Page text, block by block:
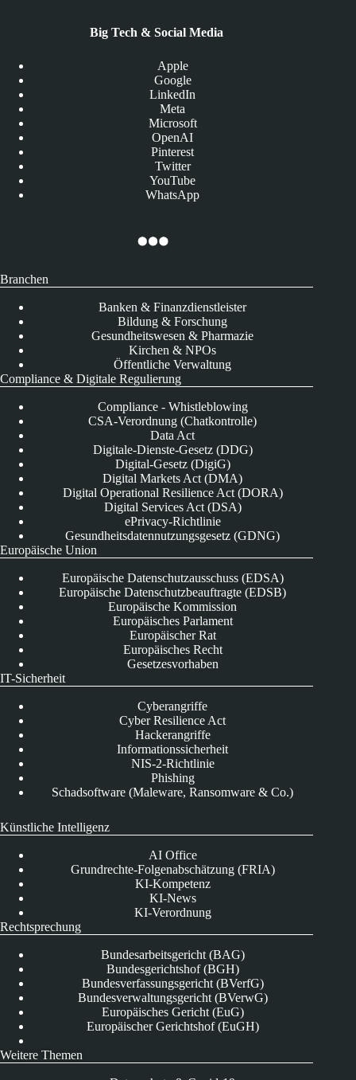
Big Tech & Social Media
Apple
Google
LinkedIn
Meta
Microsoft
OpenAI
Pinterest
Twitter
YouTube
WhatsApp
Branchen
Banken & Finanzdienstleister
Bildung & Forschung
Gesundheitswesen & Pharmazie
Kirchen & NPOs
Öffentliche Verwaltung
Compliance & Digitale Regulierung
Compliance - Whistleblowing
CSA-Verordnung (Chatkontrolle)
Data Act
Digitale-Dienste-Gesetz (DDG)
Digital-Gesetz (DigiG)
Digital Markets Act (DMA)
Digital Operational Resilience Act (DORA)
Digital Services Act (DSA)
ePrivacy-Richtlinie
Gesundheitsdatennutzungsgesetz (GDNG)
Europäische Union
Europäische Datenschutzausschuss (EDSA)
Europäische Datenschutzbeauftragte (EDSB)
Europäische Kommission
Europäisches Parlament
Europäischer Rat
Europäisches Recht
Gesetzesvorhaben
IT-Sicherheit
Cyberangriffe
Cyber Resilience Act
Hackerangriffe
Informationssicherheit
NIS-2-Richtlinie
Phishing
Schadsoftware (Maleware, Ransomware & Co.)
Künstliche Intelligenz
AI Office
Grundrechte-Folgenabschätzung (FRIA)
KI-Kompetenz
KI-News
KI-Verordnung
Rechtsprechung
Bundesarbeitsgericht (BAG)
Bundesgerichtshof (BGH)
Bundesverfassungsgericht (BVerfG)
Bundesverwaltungsgericht (BVerwG)
Europäisches Gericht (EuG)
Europäischer Gerichtshof (EuGH)
Weitere Themen